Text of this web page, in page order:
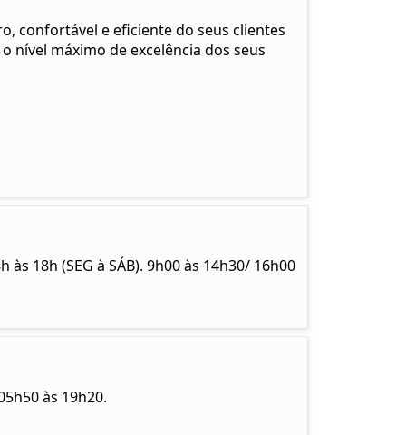
confortável e eficiente do seus clientes
nível máximo de excelência dos seus
18h (SEG à SÁB). 9h00 às 14h30/ 16h00
às 19h20.